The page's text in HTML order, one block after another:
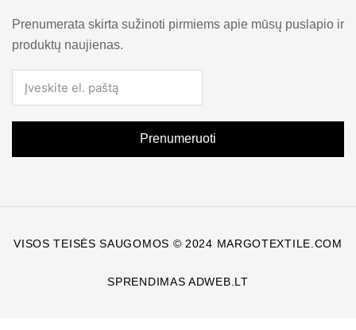
Prenumerata skirta sužinoti pirmiems apie mūsų puslapio ir
produktų naujienas.
Prenumeruoti
VISOS TEISĖS SAUGOMOS © 2024 MARGOTEXTILE.COM
SPRENDIMAS ADWEB.LT